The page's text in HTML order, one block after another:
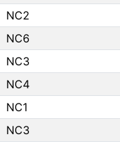
NC2
NC6
NC3
NC4
NC1
NC3